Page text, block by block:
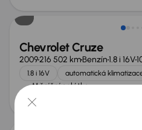
Chevrolet Cruze
2009216 502 kmBenzín1.8 i 16V
1.8 i 16V automatická
Měsíční splátka
od 617 Kč